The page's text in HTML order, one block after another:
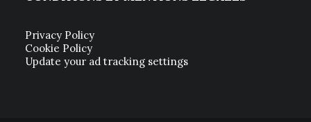
Privacy Policy
Cookie Policy
Update your ad tracking settings